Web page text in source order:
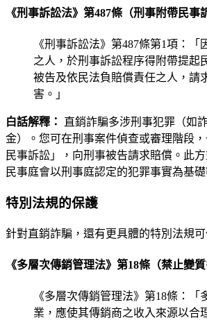
《刑事訴訟法》第487條（刑事附帶民事
《刑事訴訟法》第487條第1項：「
之人，於刑事訴訟程序得附帶提起
被告及依民法負賠償責任之人，請
害。」
白話解釋：
直銷詐騙多涉刑事犯罪（如
金）。您可在刑事案件偵查或審理階段
民事訴訟」，向刑事被告請求賠償。此
民事庭會以刑事庭認定的犯罪事實為基礎
特別法規的保護
針對直銷詐騙，還有更具體的特別法規可
《多層次傳銷管理法》第18條（禁止變質
《多層次傳銷管理法》第18條：「
業，應使其傳銷商之收入來源以合